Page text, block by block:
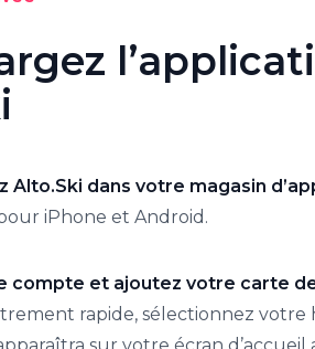
Alto.Ski dans votre magasin
iPhone et Android.
compte et ajoutez votre carte
rapide, sélectionnez votre